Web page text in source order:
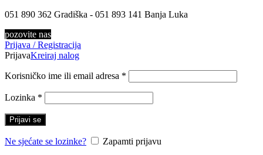
051 890 362 Gradiška - 051 893 141 Banja Luka
pozovite nas
Prijava / Registracija
PrijavaKreiraj nalog
Korisničko ime ili email adresa *
Lozinka *
Prijavi se
Ne sjećate se lozinke?
Zapamti prijavu